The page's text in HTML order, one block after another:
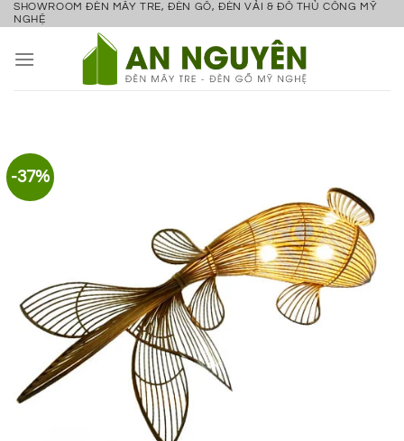
Bỏ
nội
SHOWROOM ĐÈN MÂY TRE, ĐÈN GỖ, ĐÈN VẢI & ĐỒ THỦ CÔNG MỸ
NGHỆ
-37%